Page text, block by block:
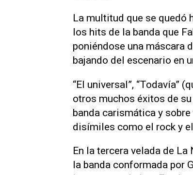
La multitud que se quedó
los hits de la banda que
poniéndose una máscara
bajando del escenario en
“El universal”, “Todavía”
otros muchos éxitos de
banda carismática y
disímiles como el rock y
En la tercera velada de La
la banda conformada por